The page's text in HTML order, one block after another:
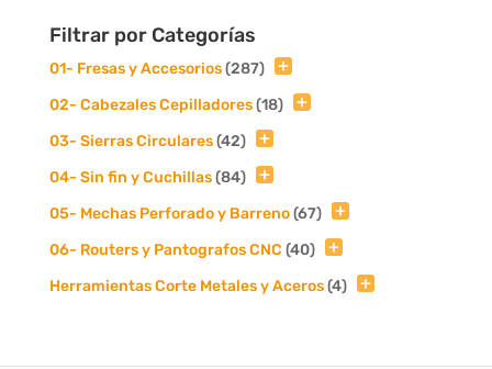
Filtrar por Categorías
01- Fresas y Accesorios(287)
02- Cabezales Cepilladores(18)
03- Sierras Circulares(42)
04- Sin fin y Cuchillas(84)
05- Mechas Perforado y Barreno(67)
06- Routers y Pantografos CNC (40)
Herramientas Corte Metales y Aceros(4)